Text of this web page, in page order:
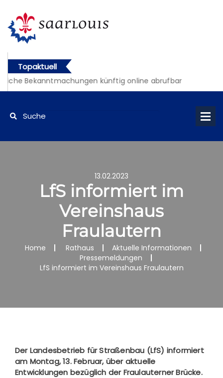
Topaktuell
Bekanntmachungen künftig online abrufbar
13.02.2023
LfS informiert im
Vereinshaus
Fraulautern
Home Rathaus
Aktuelle Informationen
Pressemeldungen
LfS informiert im Vereinshaus Fraulautern
Der Landesbetrieb für Straßenbau (LfS) informiert
am Montag, 13. Februar, über aktuelle
Entwicklungen bezüglich der Fraulauterner Brücke.